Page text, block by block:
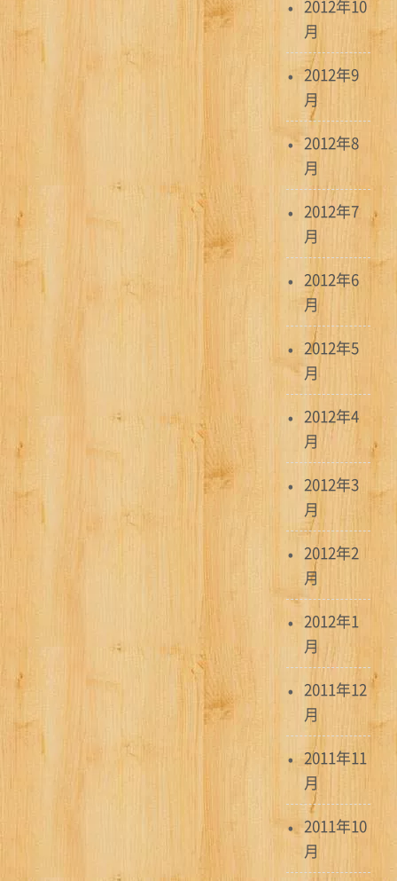
2012年10
月
2012年9
月
2012年8
月
2012年7
月
2012年6
月
2012年5
月
2012年4
月
2012年3
月
2012年2
月
2012年1
月
2011年12
月
2011年11
月
2011年10
月